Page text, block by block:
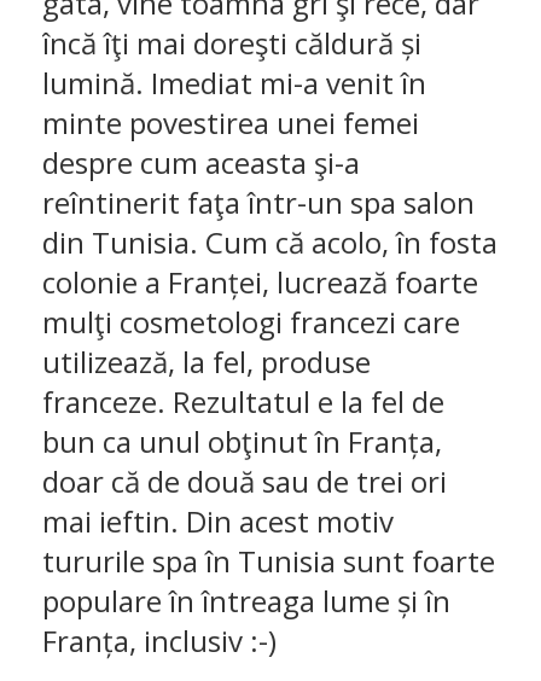
încă îţi mai doreşti căldură și
lumină. Imediat mi-a venit în
minte povestirea unei femei
despre cum aceasta şi-a
reîntinerit faţa într-un spa salon
din Tunisia. Cum că acolo, în fosta
colonie a Franței, lucrează foarte
mulţi cosmetologi francezi care
utilizează, la fel, produse
franceze. Rezultatul e la fel de
bun ca unul obţinut în ​​Franța,
doar că de două sau de trei ori
mai ieftin. Din acest motiv
tururile spa în Tunisia sunt foarte
populare în întreaga lume și în
Franța, inclusiv :-)